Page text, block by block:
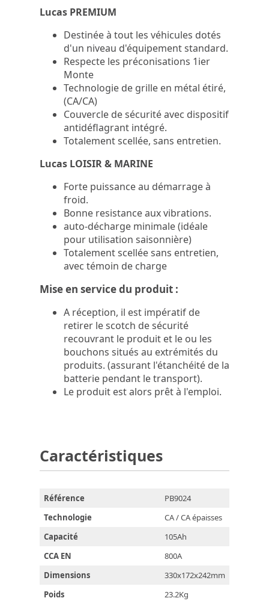
Lucas PREMIUM
Destinée à tout les véhicules dotés
d'un niveau d'équipement standard.
Respecte les préconisations 1ier
Monte
Technologie de grille en métal étiré,
(CA/CA)
Couvercle de sécurité avec dispositif
antidéflagrant intégré.
Totalement scellée, sans entretien.
Lucas LOISIR & MARINE
Forte puissance au démarrage à
froid.
Bonne resistance aux vibrations.
auto-décharge minimale (idéale
pour utilisation saisonnière)
Totalement scellée sans entretien,
avec témoin de charge
Mise en service du produit :
A réception, il est impératif de
retirer le scotch de sécurité
recouvrant le produit et le ou les
bouchons situés au extrémités du
produits. (assurant l'étanchéité de la
batterie pendant le transport).
Le produit est alors prêt à l'emploi.
Caractéristiques
Référence
PB9024
Technologie
CA / CA épaisses
Capacité
105Ah
CCA EN
800A
Dimensions
330x172x242mm
Poids
23.2Kg